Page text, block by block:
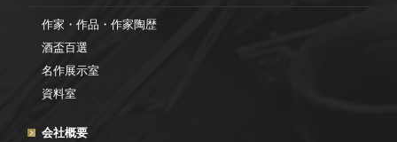
作家・作品・作家陶歴
酒盃百選
名作展示室
資料室
会社概要